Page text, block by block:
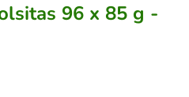
96 x 85 g -